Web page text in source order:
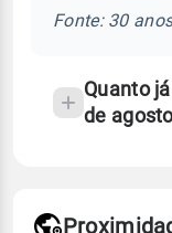
Fonte: 30
Quanto
de